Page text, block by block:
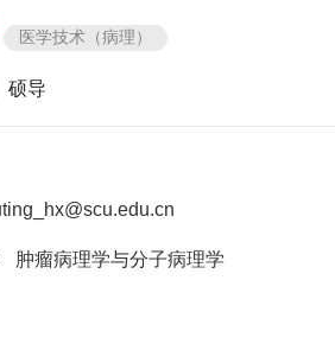
医学技术（病理）
硕导
肿瘤病理学与分子病理学